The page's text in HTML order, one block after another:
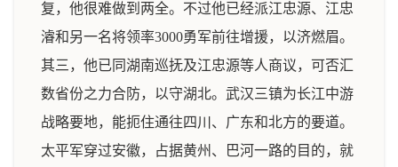
复，他很难做到两全。不过他已经派江忠源、江忠
濬和另一名将领率3000勇军前往增援，以济燃眉。
其三，他已同湖南巡抚及江忠源等人商议，可否汇
数省份之力合防，以守湖北。武汉三镇为长江中游
战略要地，能扼住通往四川、广东和北方的要道。
太平军穿过安徽，占据黄州、巴河一路的目的，就